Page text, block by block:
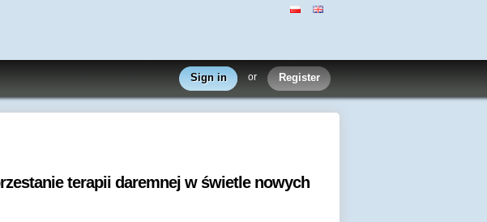
Sign in or Register
terapii daremnej w świetle nowych